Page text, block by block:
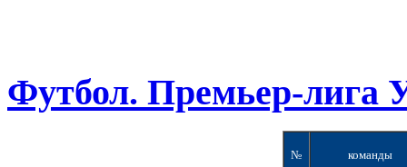
Футбол. Премьер-лига
№ команды